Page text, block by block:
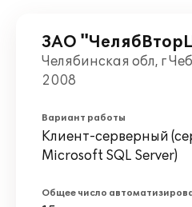
ЗАО
Челябинская обл, г
2008
Вариант работы
Клиент-серверный
Microsoft SQL Server)
Общее число